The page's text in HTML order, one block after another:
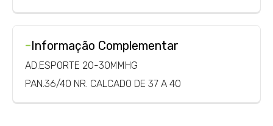
-Informação Complementar
AD.ESPORTE 20-30MMHG
PAN.36/40 NR. CALCADO DE 37 A 40